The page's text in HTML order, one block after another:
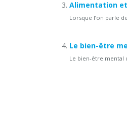
Alimentation
Lorsque l’on parle
Le bien-être
Le bien-être mental